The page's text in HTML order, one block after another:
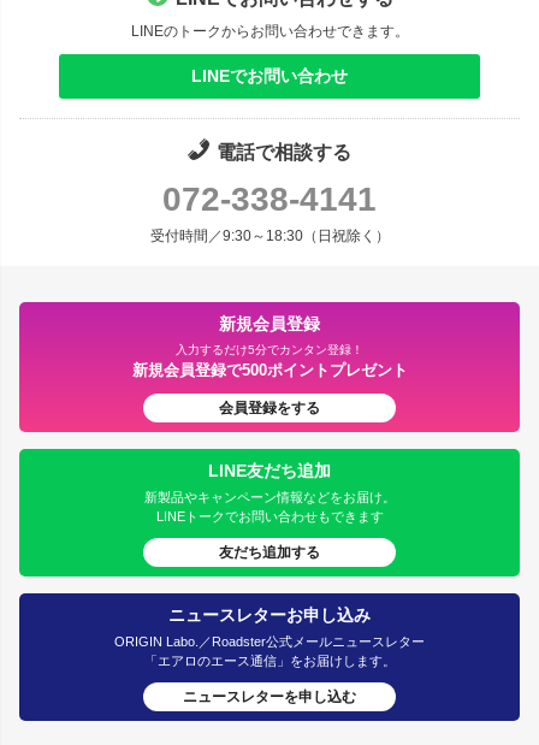
LINEのトークからお問い合わせできます。
LINEでお問い合わせ
電話で相談する
072-338-4141
受付時間／9:30～18:30（日祝除く）
新規会員登録
入力するだけ5分でカンタン登録！
新規会員登録で500ポイントプレゼント
会員登録をする
LINE友だち追加
新製品やキャンペーン情報などをお届け。
LINEトークでお問い合わせもできます
友だち追加する
ニュースレターお申し込み
ORIGIN Labo.／Roadster公式メールニュースレター
「エアロのエース通信」をお届けします。
ニュースレターを申し込む